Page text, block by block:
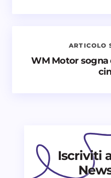
ARTICOLO
WM Motor sogna
Iscriviti